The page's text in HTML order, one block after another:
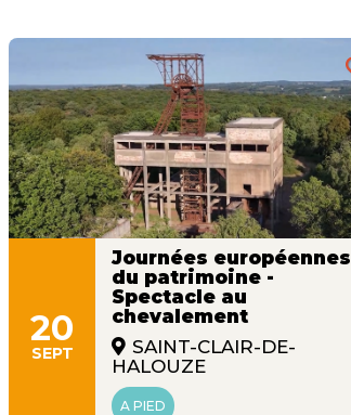
20
SEPT
Journées européennes
du patrimoine -
Spectacle au
chevalement
SAINT-CLAIR-DE-
HALOUZE
A PIED